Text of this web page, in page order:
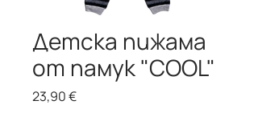
Детска пижама
от памук "COOL"
23,90 €Цена